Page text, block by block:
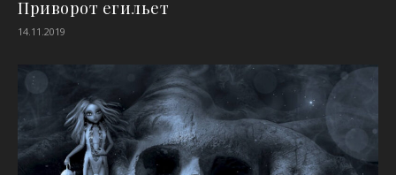
Приворот егильет
14.11.2019